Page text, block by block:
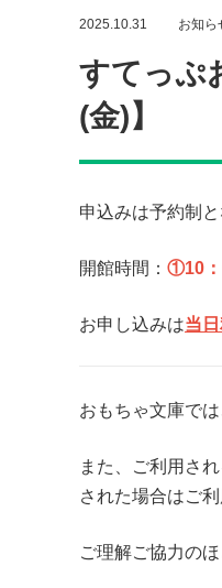
2025.10.31 お知ら
すてっぷ
(金)】
申込みは予約制
開館時間： ①10
お申し込みは当
おもちゃ文庫で
また、ご利用さ
された場合はご
ご理解ご協力の